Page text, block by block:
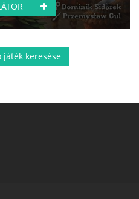
játék keresése